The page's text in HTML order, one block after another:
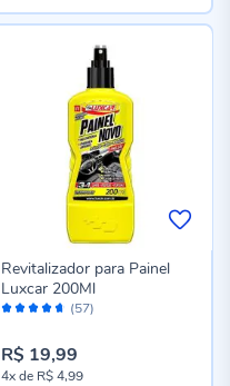
Avaliação: (57)
Revitalizador para Painel
Luxcar 200Ml
R$ 19,99
4xde R$ 4,99